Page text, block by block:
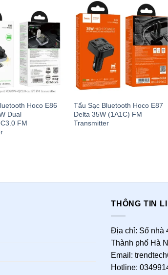
Hoco E86
Dual
FM
Tẩu Sạc Bluetooth Hoco E87
Delta 35W (1A1C) FM
Transmitter
THÔNG TIN
Địa chỉ: Số nhà
Thành phố Hà
Email:
Hotline: